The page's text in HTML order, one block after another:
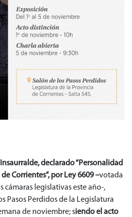
declarado “Personalidad
Corrientes”, por Ley 6609 –votada
legislativas este año-,
Pasos Perdidos de la Legislatura
de noviembre; siendo el acto